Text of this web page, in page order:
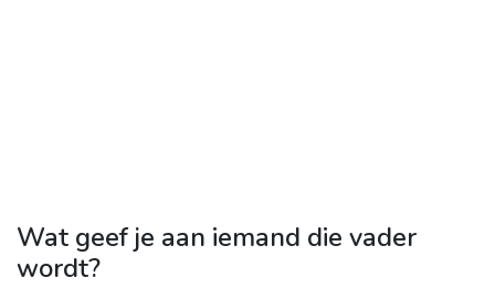
Wat geef je aan iemand die vader
wordt?